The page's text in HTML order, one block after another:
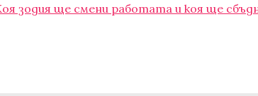
зодия ще смени работата и коя ще